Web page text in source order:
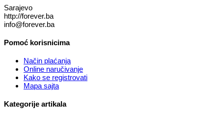
Sarajevo
http://forever.ba
info@forever.ba
Pomoć korisnicima
Način plaćanja
Online naručivanje
Kako se registrovati
Mapa sajta
Kategorije artikala